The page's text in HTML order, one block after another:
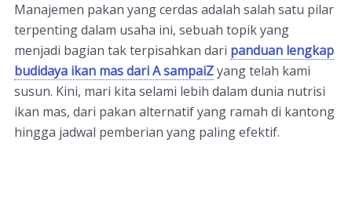
Manajemen pakan yang cerdas adalah salah satu pilar
terpenting dalam usaha ini, sebuah topik yang
menjadi bagian tak terpisahkan dari panduan lengkap
budidaya ikan mas dari A sampaiZyang telah kami
susun. Kini, mari kita selami lebih dalam dunia nutrisi
ikan mas, dari pakan alternatif yang ramah di kantong
hingga jadwal pemberian yang paling efektif.